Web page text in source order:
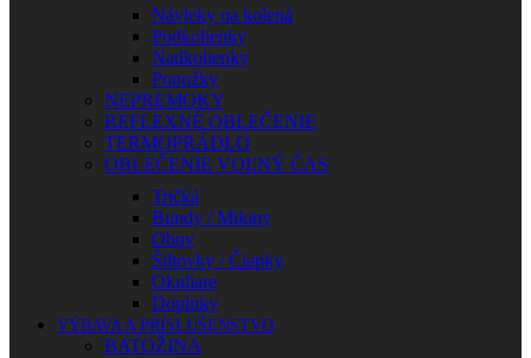
Návleky na kolená
Podkolienky
Nadkolienky
Ponožky
NEPREMOKY
REFLEXNÉ OBLEČENIE
TERMOPRÁDLO
OBLEČENIE VOĽNÝ ČAS
Tričká
Bundy / Mikiny
Obuv
Šiltovky / Čiapky
Okuliare
Doplnky
VÝBAVA A PRÍSLUŠENSTVO
BATOŽINA